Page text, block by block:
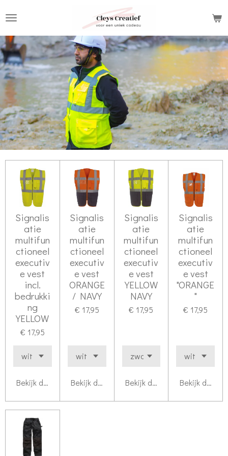
naar
de
hoofdinhoud
Signalis
atie
multifun
ctioneel
executiv
e vest
incl.
bedrukki
ng
YELLOW
€ 17,95
Bekijk details
Signalis
atie
multifun
ctioneel
executiv
e vest
ORANGE
/ NAVY
€ 17,95
Bekijk details
Signalis
atie
multifun
ctioneel
executiv
e vest
YELLOW
NAVY
€ 17,95
Bekijk details
Signalis
atie
multifun
ctioneel
executiv
e vest
"ORANGE
"
€ 17,95
Bekijk details